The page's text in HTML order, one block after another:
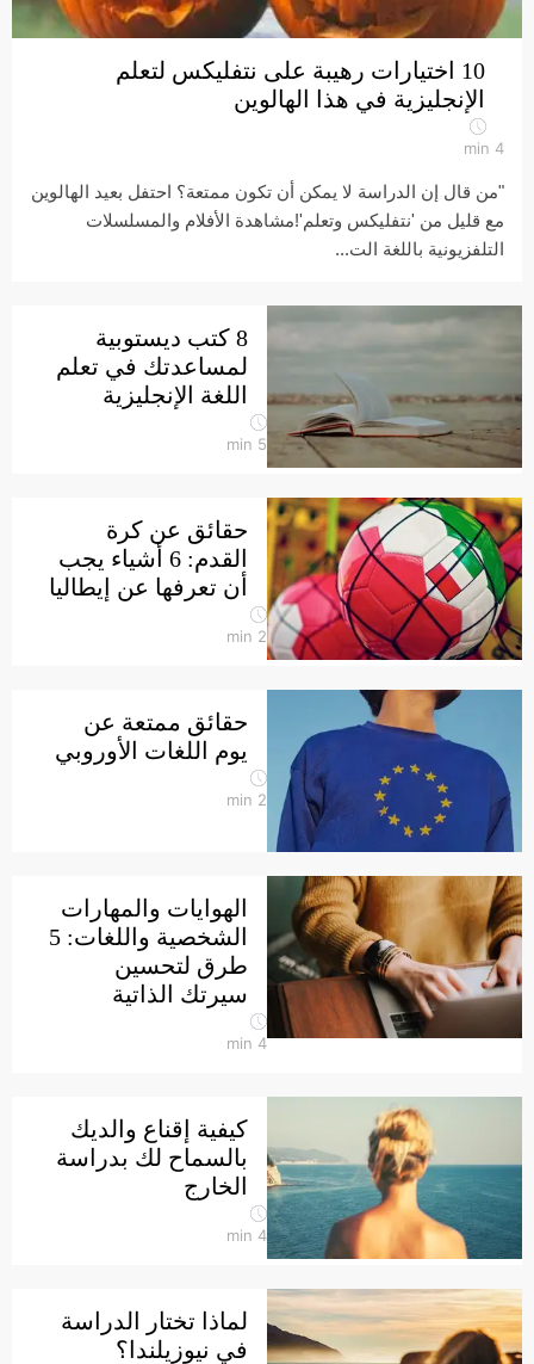
10 اختيارات رهيبة على نتفليكس لتعلم
الإنجليزية في هذا الهالوين
4
min
"من قال إن الدراسة لا يمكن أن تكون ممتعة؟ احتفل بعيد الهالوين
مع قليل من 'نتفليكس وتعلم'!مشاهدة الأفلام والمسلسلات
التلفزيونية باللغة الت...
8 كتب ديستوبية
لمساعدتك في تعلم
اللغة الإنجليزية
5
min
حقائق عن كرة
القدم: 6 أشياء يجب
أن تعرفها عن إيطاليا
2
min
حقائق ممتعة عن
يوم اللغات الأوروبي
2
min
الهوايات والمهارات
الشخصية واللغات: 5
طرق لتحسين
سيرتك الذاتية
4
min
كيفية إقناع والديك
بالسماح لك بدراسة
الخارج
4
min
لماذا تختار الدراسة
في نيوزيلندا؟